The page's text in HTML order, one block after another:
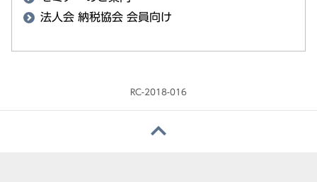
法人会 納税協会 会員向け
RC-2018-016